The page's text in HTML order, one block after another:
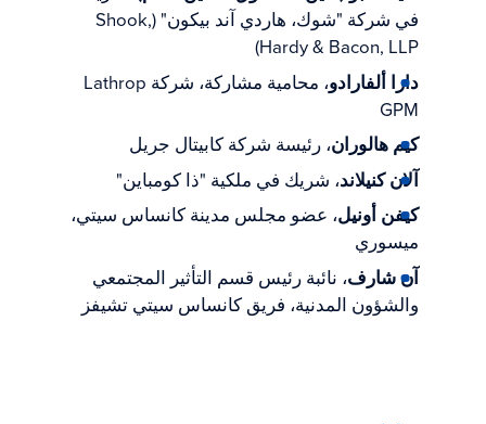
في شركة "شوك، هاردي آند بيكون" (Shook,
Hardy & Bacon, LLP)
دارا ألفارادو
، محامية مشاركة، شركة Lathrop
GPM
كيم هالوران، رئيسة شركة كابيتال جريل
آلان كنيلاند، شريك في ملكية "ذا كومباين"
كيفن أونيل، عضو مجلس مدينة كانساس سيتي،
ميسوري
آن شارف، نائبة رئيس قسم التأثير المجتمعي
والشؤون المدنية، فريق كانساس سيتي تشيفز